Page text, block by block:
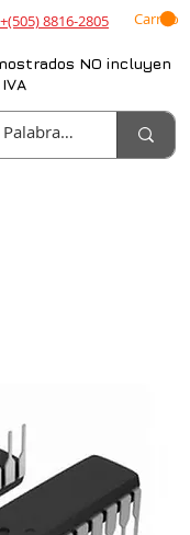
8816-2805 Carrito
NO incluyen
IVA